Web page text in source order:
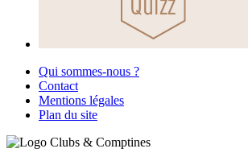
Qui sommes-nous ?
Contact
Mentions légales
Plan du site